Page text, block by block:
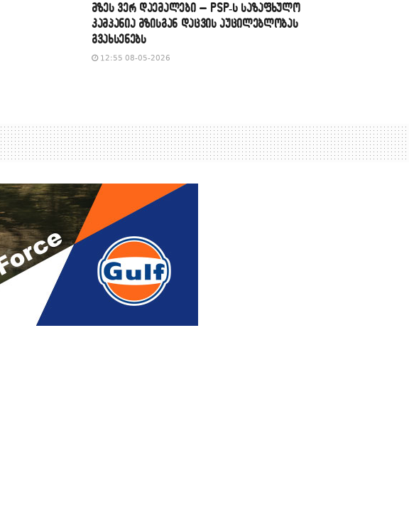
მზეს ვერ დაემალები – PSP-ს საზაფხულო
კამპანია მზისგან დაცვის აუცილებლობას
გვახსენებს
12:55 08-05-2026